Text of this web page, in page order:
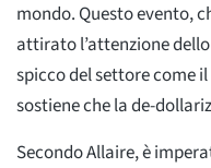
mondo. Questo evento,
attirato l’attenzione
spicco del settore come
sostiene che la de-
Secondo Allaire, è